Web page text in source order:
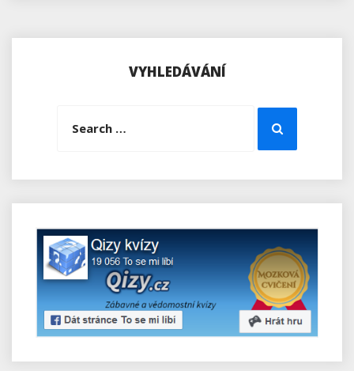
VYHLEDÁVÁNÍ
Search